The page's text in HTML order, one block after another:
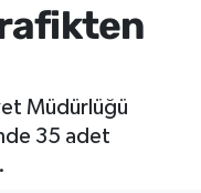
Müdürlüğü
35 adet